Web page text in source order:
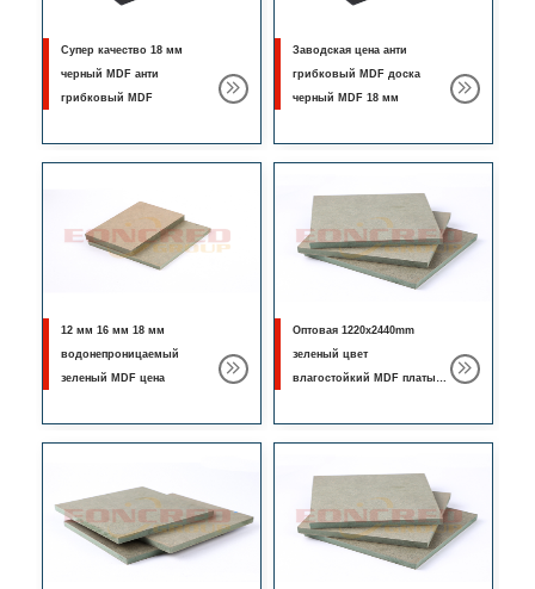
Супер качество 18 мм
черный MDF анти
грибковый MDF
Заводская цена анти
грибковый MDF доска
черный MDF 18 мм
12 мм 16 мм 18 мм
водонепроницаемый
зеленый MDF цена
Оптовая 1220x2440mm
зеленый цвет
влагостойкий MDF платы